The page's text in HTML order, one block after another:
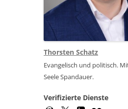
Thorsten Schatz
Evangelisch und politisch.
Seele Spandauer.
Verifizierte Dienste